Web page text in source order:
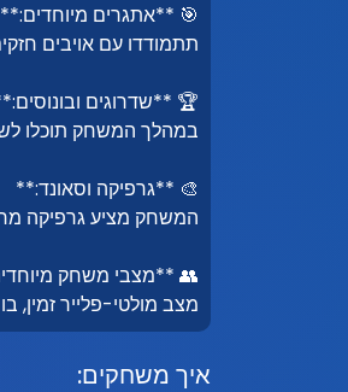
🎯 **אתגרים מיוחדים:**
תתמודדו עם אויבים
🏆 **שדרוגים
במהלך המשחק תוכלו
🎨 **גרפיקה וסאונד:**
המשחק מציע גרפיקה
👥 **מצבי משחק
מצב מולטי-פלייר זמין,
איך משחקים: